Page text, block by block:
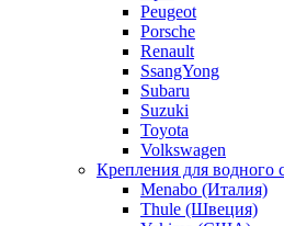
Peugeot
Porsche
Renault
SsangYong
Subaru
Suzuki
Toyota
Volkswagen
Крепления для водного
Menabo (Италия)
Thule (Швеция)